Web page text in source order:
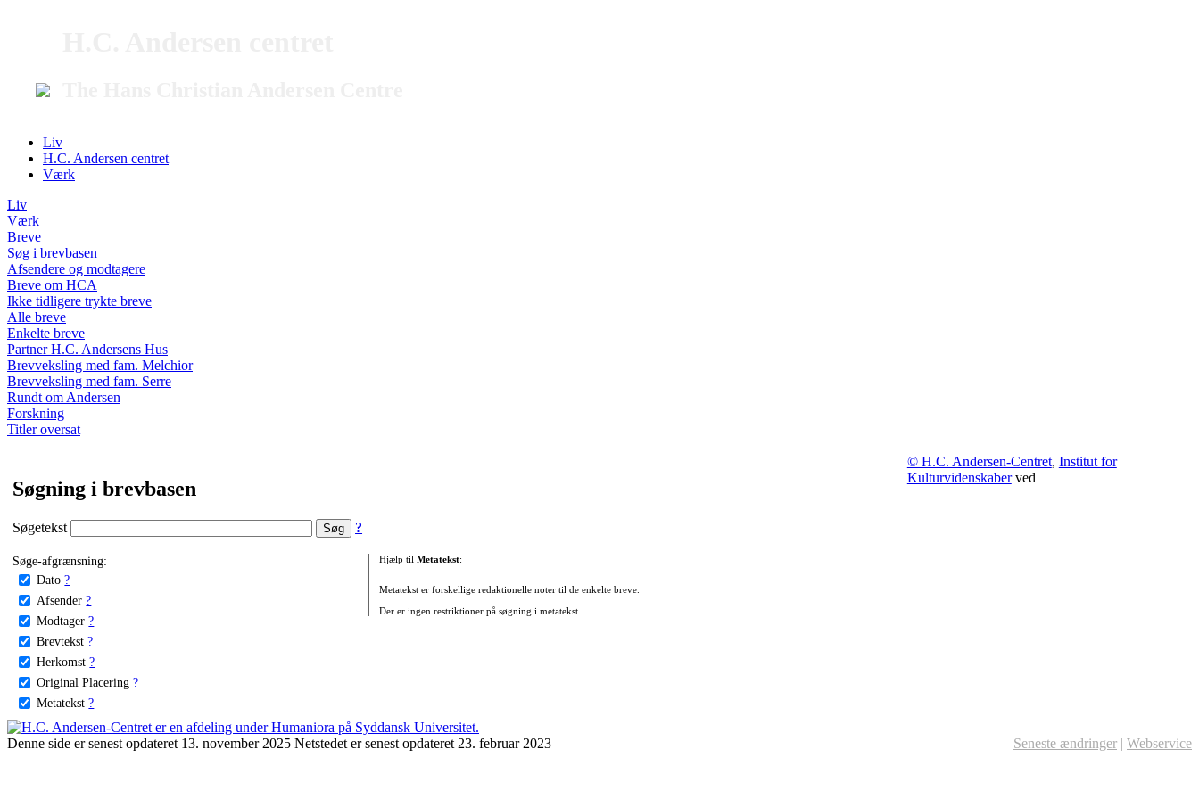
Liv
H.C. Andersen centret
Værk
Liv
Værk
Breve
Søg i brevbasen
Afsendere og modtagere
Breve om HCA
Ikke tidligere trykte breve
Alle breve
Enkelte breve
Partner H.C. Andersens Hus
Brevveksling med fam. Melchior
Brevveksling med fam. Serre
Rundt om Andersen
Forskning
Titler oversat
Søgning i brevbasen
Søgetekst ?
Søge-afgrænsning:
Dato ?
Afsender ?
Modtager ?
Brevtekst ?
Herkomst ?
Original Placering ?
Metatekst ?
Hjælp til Metatekst:
Metatekst er forskellige redaktionelle noter til de enkelte breve.
Der er ingen restriktioner på søgning i metatekst.
© H.C. Andersen-Centret, Institut for
Kulturvidenskaberved
Denne side er senest opdateret 13. november 2025 Netstedet er senest opdateret 23. februar 2023 Seneste ændringer | Webservice